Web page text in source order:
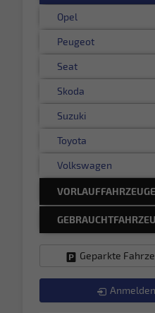
Opel
Peugeot
Seat
Skoda
Suzuki
Toyota
Volkswagen
VORLAUFFAHRZEUGE
Geparkte
Anmelden